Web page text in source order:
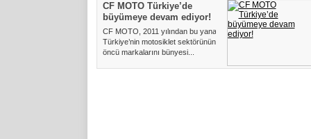
CF MOTO Türkiye’de
büyümeye devam ediyor!
CF MOTO, 2011 yılından bu yana
Türkiye’nin motosiklet sektörünün
öncü markalarını bünyesi...